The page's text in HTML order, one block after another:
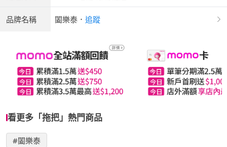
品牌名稱 闔樂泰 ． 追蹤
看更多「拖把」熱門商品
#闔樂泰